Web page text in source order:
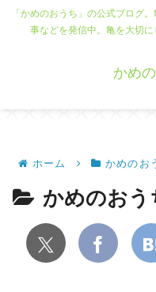
「かめのおうち」の公式ブログ
事などを発信中。亀を大切
かめ
ホーム かめのお
かめのおう